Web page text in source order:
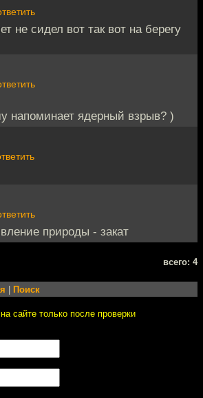
не сидел вот так вот на берегу
напоминает ядерный взрыв? )
природы - закат
всего: 4
Поиск
сайте только после проверки